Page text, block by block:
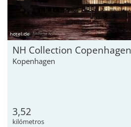
hotel.de
NH Collection Copenhagen
Kopenhagen
3,52
kilómetros